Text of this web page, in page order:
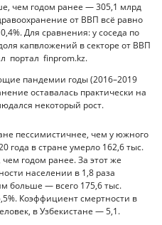
чем годом ранее — 305,1 млрд
от ВВП всё равно
Для сравнения: у соседа по
капвложений в секторе от ВВП
портал finprom.kz.
пандемии годы (2016–2019
оставалась практически на
некоторый рост.
пессимистичнее, чем у южного
года в стране умерло 162,6 тыс.
годом ранее. За этот же
населении в 1,8 раза
больше — всего 175,6 тыс.
Коэффициент смертности в
в Узбекистане — 5,1.